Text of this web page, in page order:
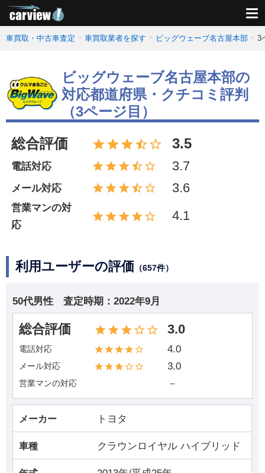
車買取・中古車査定 車買取業者を探す ビッグウェーブ名古屋本部 3
ビッグウェーブ名古屋本部の
対応都道府県・クチコミ評判
（3ページ目）
総合評価 3.5
電話対応 3.7
メール対応 3.6
営業マンの対
応
4.1
利用ユーザーの評価 （657件）
50代男性 査定時期： 2022年9月
総合評価 3.0
電話対応 4.0
メール対応 3.0
営業マンの対応 －
メーカー トヨタ
車種 クラウンロイヤル ハイブリッド